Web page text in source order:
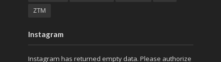
ZTM
Instagram
Instagram has returned empty data. Please authorize